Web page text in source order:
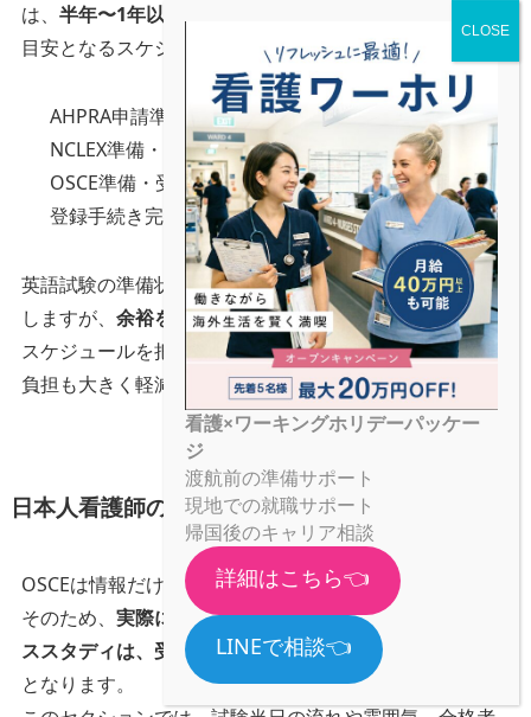
は、 半年〜1年以上
目安となるスケジュールは以下の通りです。
AHPRA申請準備・審査：数か月
NCLEX準備・受験：数か月
OSCE準備・受験：数か月
登録手続き完了
英語試験の準備状況や再受験の有無によって期間は前後
しますが、 余裕を持った計画が不可欠です。
スケジュールを把握したうえで進めることで、精神的な
負担も大きく軽減できます。
日本人看護師のOSCE体験談・ケーススタディ
OSCEは情報だけを読んでもイメージしづらい試験です。
そのため、 実際に受験した日本人看護師の体験談やケー
ススタディは、受験準備において非常に価値の高い情報
となります。
看護×ワーキングホリデーパッケー
ジ
渡航前の準備サポート
現地での就職サポート
帰国後のキャリア相談
詳細はこちら👈
LINEで相談👈